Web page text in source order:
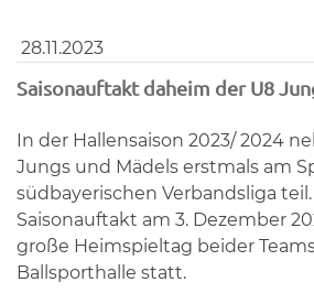
28.11.2023
Saisonauftakt daheim der U8
In der Hallensaison 2023/ 2024
Jungs und Mädels erstmals am
südbayerischen Verbandsliga
Saisonauftakt am 3. Dezember
große Heimspieltag beider
Ballsporthalle statt.